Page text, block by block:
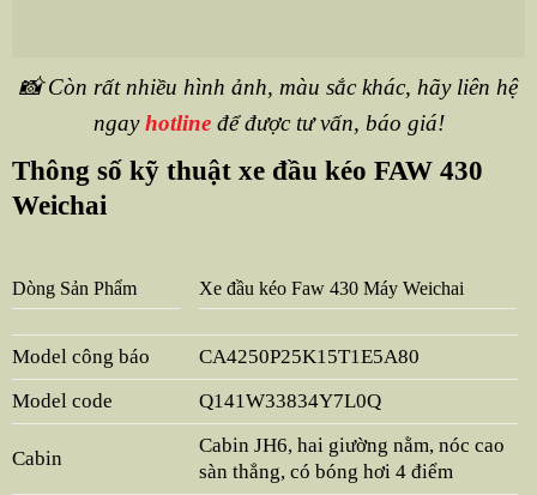
📸 Còn rất nhiều hình ảnh, màu sắc khác, hãy liên hệ
ngayhotlineđể được tư vấn, báo giá!
Thông số kỹ thuật xe đầu kéo FAW 430
Weichai
Dòng Sản Phẩm Xe đầu kéo Faw 430 Máy Weichai
Model công báo
CA4250P25K15T1E5A80
Model code
Q141W33834Y7L0Q
Cabin
Cabin JH6, hai giường nằm, nóc cao
sàn thẳng, có bóng hơi 4 điểm